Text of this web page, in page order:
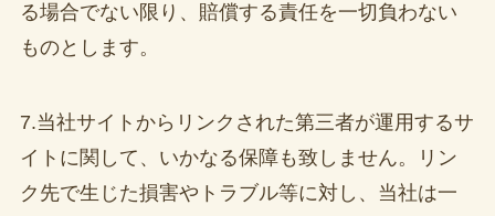
る場合でない限り、賠償する責任を一切負わない
ものとします。
7.当社サイトからリンクされた第三者が運用するサ
イトに関して、いかなる保障も致しません。リン
ク先で生じた損害やトラブル等に対し、当社は一